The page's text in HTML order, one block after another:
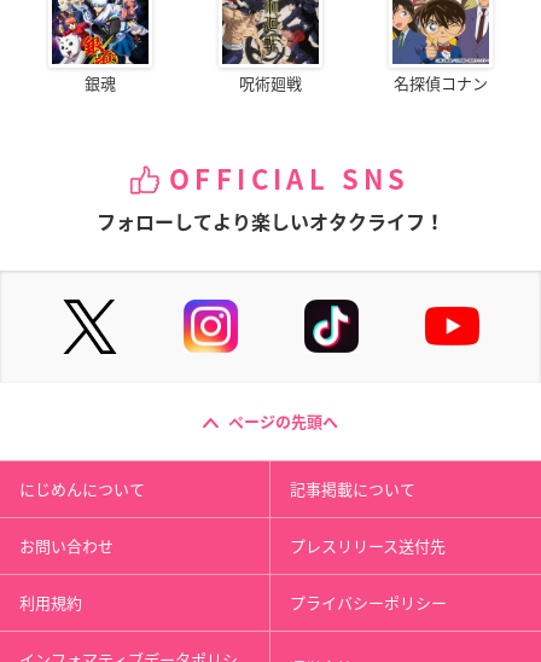
銀魂 呪術廻戦 名探偵コナン
OFFICIAL SNS
フォローしてより楽しいオタクライフ！
ページの先頭へ
にじめんについて 記事掲載について
お問い合わせ プレスリリース送付先
利用規約 プライバシーポリシー